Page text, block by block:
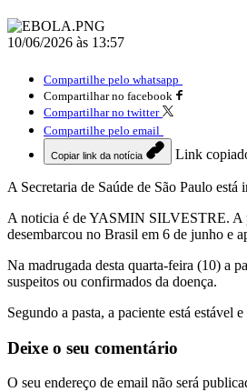
10/06/2026 às 13:57
Compartilhe pelo whatsapp
Compartilhar no facebook
Compartilhar no twitter
Compartilhe pelo email
Copiar link da notícia Link
A Secretaria de Saúde de São Paulo
A noticia é de YASMIN SILVESTRE. A
desembarcou no Brasil em 6 de junho e
Na madrugada desta quarta-feira (10) a
suspeitos ou confirmados da doença.
Segundo a pasta, a paciente está estável
Deixe o seu comentário
O seu endereço de email não será